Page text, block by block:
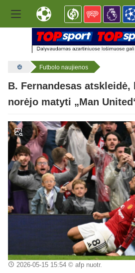
Futbolo naujienos
B. Fernandesas atskleidė,
norėjo matyti „Man
2026-05-15 15:54© afp nuotr.